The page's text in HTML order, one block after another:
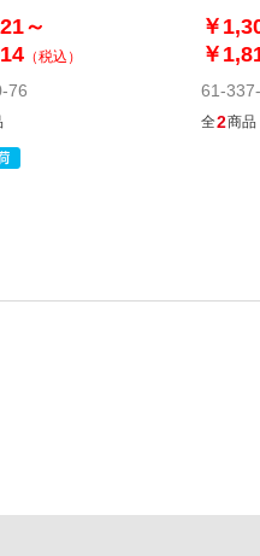
～
（税込）
76
￥
￥
61-
全2商品